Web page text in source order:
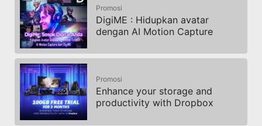
Promosi
DigiME : Hidupkan avatar
dengan AI Motion Capture
Promosi
Enhance your storage and
productivity with Dropbox